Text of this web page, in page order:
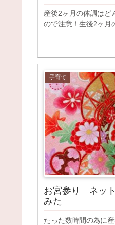
産後2ヶ月の体調はど
ので注意！生後2ヶ月
子育て
お宮参り ネッ
みた
たった数時間の為に